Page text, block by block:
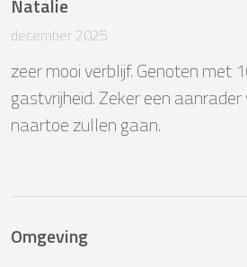
Natalie
december 2025
zeer mooi verblijf. Genoten met
gastvrijheid. Zeker een
naartoe zullen gaan.
Omgeving